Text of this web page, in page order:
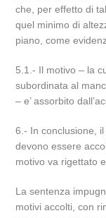
che, per effetto di
quel minimo di
piano, come
5.1.- Il motivo – la
subordinata al
– e’ assorbito
6.- In conclusione,
devono essere
motivo va rigettato
La sentenza
motivi accolti, con